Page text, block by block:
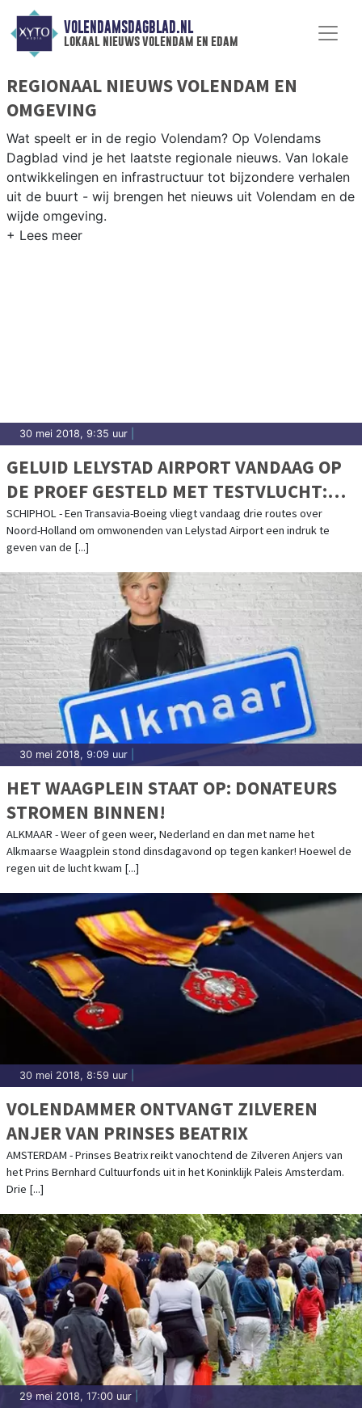
VOLENDAMSDAGBLAD.NL
lokaal nieuws volendam en edam
REGIONAAL NIEUWS VOLENDAM EN
OMGEVING
Wat speelt er in de regio Volendam? Op Volendams
Dagblad vind je het laatste regionale nieuws. Van lokale
ontwikkelingen en infrastructuur tot bijzondere verhalen
uit de buurt - wij brengen het nieuws uit Volendam en de
wijde omgeving.
30 mei 2018, 9:35 uur
GELUID LELYSTAD AIRPORT VANDAAG OP
DE PROEF GESTELD MET TESTVLUCHT:
DIT ZIJN DE VLIEGROUTES
SCHIPHOL - Een Transavia-Boeing vliegt vandaag drie routes over
Noord-Holland om omwonenden van Lelystad Airport een indruk te
geven van de [...]
30 mei 2018, 9:09 uur
HET WAAGPLEIN STAAT OP: DONATEURS
STROMEN BINNEN!
ALKMAAR - Weer of geen weer, Nederland en dan met name het
Alkmaarse Waagplein stond dinsdagavond op tegen kanker! Hoewel de
regen uit de lucht kwam [...]
30 mei 2018, 8:59 uur
VOLENDAMMER ONTVANGT ZILVEREN
ANJER VAN PRINSES BEATRIX
AMSTERDAM - Prinses Beatrix reikt vanochtend de Zilveren Anjers van
het Prins Bernhard Cultuurfonds uit in het Koninklijk Paleis Amsterdam.
Drie [...]
29 mei 2018, 17:00 uur